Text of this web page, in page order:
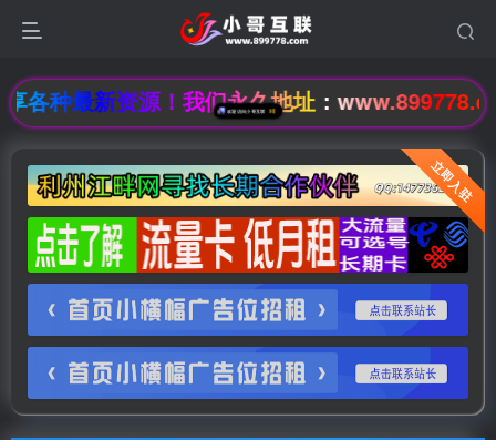
种最新资源！我们永久地址：
立即入驻